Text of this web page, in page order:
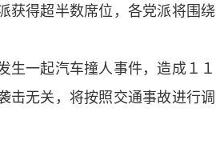
得超半数席位，各党派将围绕
一起汽车撞人事件，造成１１
击无关，将按照交通事故进行调